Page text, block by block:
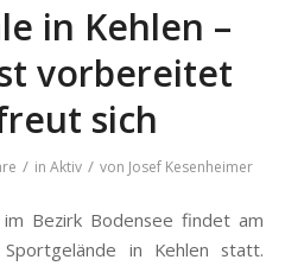
in Kehlen –
vorbereitet
sich
/ in Aktiv / von Josef Kesenheimer
im Bezirk Bodensee findet am
in Kehlen statt.